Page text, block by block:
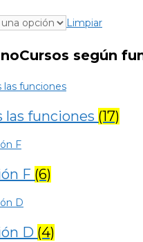
Limpiar
según
las funciones (17)
F (6)
D (4)